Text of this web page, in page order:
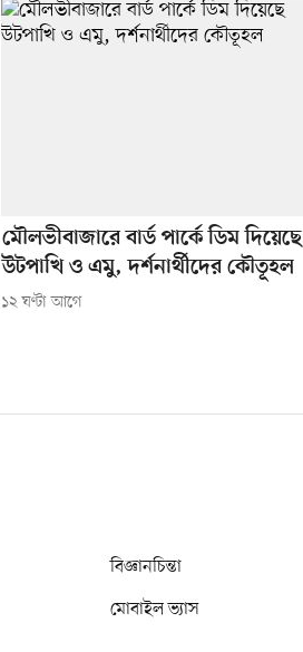
মৌলভীবাজারে বার্ড পার্কে ডিম দিয়েছে
উটপাখি ও এমু, দর্শনার্থীদের কৌতূহল
১২ ঘণ্টা আগে
বিজ্ঞানচিন্তা
মোবাইল ভ্যাস